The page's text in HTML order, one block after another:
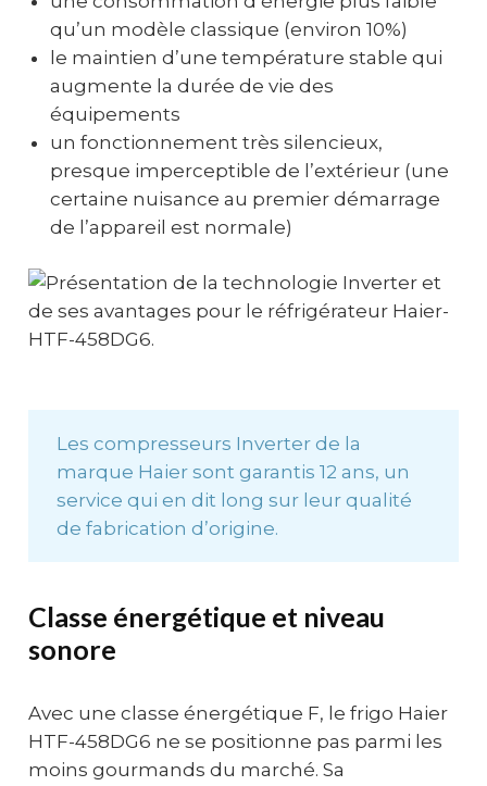
qu’un modèle classique (environ 10%)
le maintien d’une température stable qui
augmente la durée de vie des
équipements
un fonctionnement très silencieux,
presque imperceptible de l’extérieur (une
certaine nuisance au premier démarrage
de l’appareil est normale)
Les compresseurs Inverter de la
marque Haier sont garantis 12 ans, un
service qui en dit long sur leur qualité
de fabrication d’origine.
Classe énergétique et niveau
sonore
Avec une classe énergétique F, le frigo Haier
HTF-458DG6 ne se positionne pas parmi les
moins gourmands du marché. Sa